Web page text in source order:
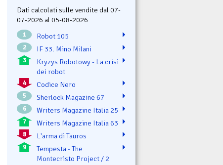
Dati calcolati sulle vendite dal 07-
07-2026 al 05-08-2026
1 Robot 105
2 IF 33. Mino Milani
3
Kryzys Robotowy - La crisi
dei robot
4 Codice Nero
5 Sherlock Magazine 67
6 Writers Magazine Italia 25
7 Writers Magazine Italia 63
8 L'arma di Tauros
9
Tempesta - The
Montecristo Project / 2